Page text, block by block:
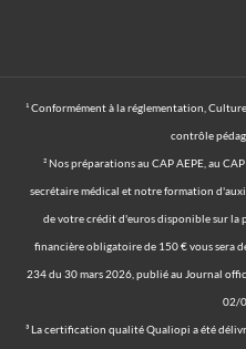
¹ Conformément à la réglementation,
contrôle
² Nos préparations au CAP AEPE, au
secrétaire médical et notre formation
de votre crédit d'euros disponible sur la
financière obligatoire de 150 € vous sera
234 du 30 mars 2026, publié au Journal
02/
³ La certification qualité Qualiopi a été